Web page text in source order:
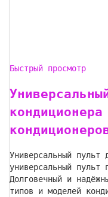
Быстрый просмотр
Универсальный
универсальный пульт
Долговечный и
типов и моделей